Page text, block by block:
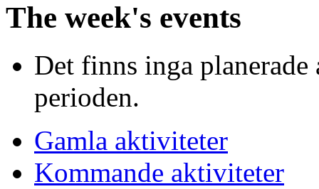
The week's events
Det finns inga
perioden.
Gamla aktiviteter
Kommande aktiviteter